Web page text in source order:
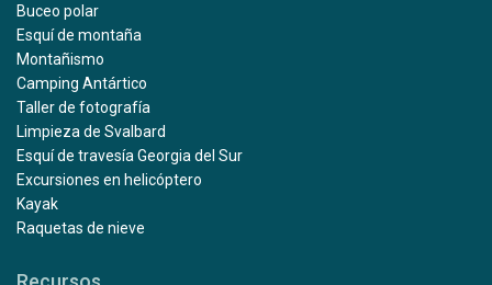
Buceo polar
Esquí de montaña
Montañismo
Camping Antártico
Taller de fotografía
Limpieza de Svalbard
Esquí de travesía Georgia del Sur
Excursiones en helicóptero
Kayak
Raquetas de nieve